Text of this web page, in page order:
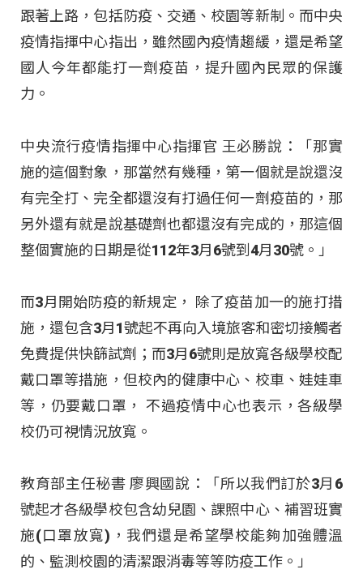
跟著上路，包括防疫、交通、校園等新制。而中央
疫情指揮中心指出，雖然國內疫情趨緩，還是希望
國人今年都能打一劑疫苗，提升國內民眾的保護
力。
中央流行疫情指揮中心指揮官 王必勝說：「那實
施的這個對象，那當然有幾種，第一個就是說還沒
有完全打、完全都還沒有打過任何一劑疫苗的，那
另外還有就是說基礎劑也都還沒有完成的，那這個
整個實施的日期是從112年3月6號到4月30號。」
而3月開始防疫的新規定， 除了疫苗加一的施打措
施，還包含3月1號起不再向入境旅客和密切接觸者
免費提供快篩試劑；而3月6號則是放寬各級學校配
戴口罩等措施，但校內的健康中心、校車、娃娃車
等，仍要戴口罩， 不過疫情中心也表示，各級學
校仍可視情況放寬。
教育部主任秘書 廖興國說：「所以我們訂於3月6
號起才各級學校包含幼兒園、課照中心、補習班實
施(口罩放寬)，我們還是希望學校能夠加強體溫
的、監測校園的清潔跟消毒等等防疫工作。」